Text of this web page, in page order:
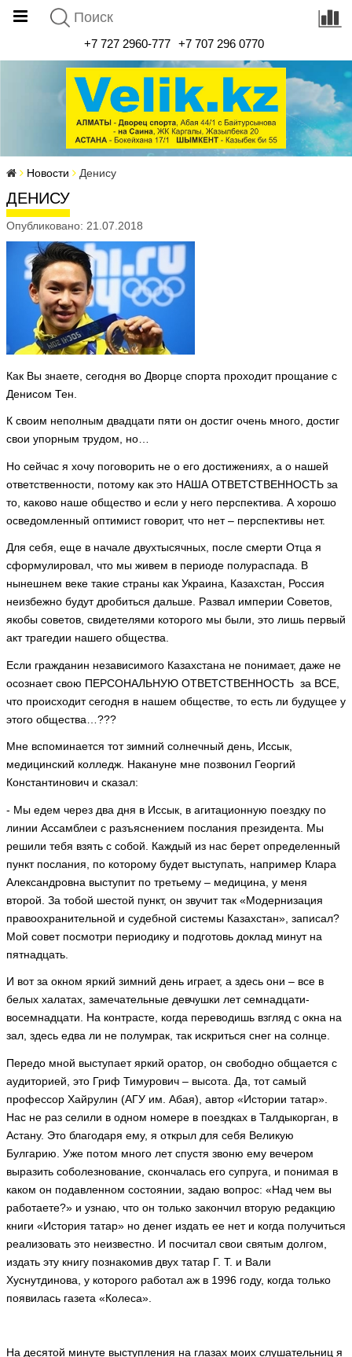
+7 727 2960-777 +7 707 296 0770
Новости Денису
ДЕНИСУ
Опубликовано: 21.07.2018
Как Вы знаете, сегодня во Дворце спорта проходит прощание с
Денисом Тен.
К своим неполным двадцати пяти он достиг очень много, достиг
свои упорным трудом, но…
Но сейчас я хочу поговорить не о его достижениях, а о нашей
ответственности, потому как это НАША ОТВЕТСТВЕННОСТЬ за
то, каково наше общество и если у него перспектива. А хорошо
осведомленный оптимист говорит, что нет – перспективы нет.
Для себя, еще в начале двухтысячных, после смерти Отца я
сформулировал, что мы живем в периоде полураспада. В
нынешнем веке такие страны как Украина, Казахстан, Россия
неизбежно будут дробиться дальше. Развал империи Советов,
якобы советов, свидетелями которого мы были, это лишь первый
акт трагедии нашего общества.
Если гражданин независимого Казахстана не понимает, даже не
осознает свою ПЕРСОНАЛЬНУЮ ОТВЕТСТВЕННОСТЬ за ВСЕ,
что происходит сегодня в нашем обществе, то есть ли будущее у
этого общества…???
Мне вспоминается тот зимний солнечный день, Иссык,
медицинский колледж. Накануне мне позвонил Георгий
Константинович и сказал:
- Мы едем через два дня в Иссык, в агитационную поездку по
линии Ассамблеи с разъяснением послания президента. Мы
решили тебя взять с собой. Каждый из нас берет определенный
пункт послания, по которому будет выступать, например Клара
Александровна выступит по третьему – медицина, у меня
второй. За тобой шестой пункт, он звучит так «Модернизация
правоохранительной и судебной системы Казахстан», записал?
Мой совет посмотри периодику и подготовь доклад минут на
пятнадцать.
И вот за окном яркий зимний день играет, а здесь они – все в
белых халатах, замечательные девчушки лет семнадцати-
восемнадцати. На контрасте, когда переводишь взгляд с окна на
зал, здесь едва ли не полумрак, так искриться снег на солнце.
Передо мной выступает яркий оратор, он свободно общается с
аудиторией, это Гриф Тимурович – высота. Да, тот самый
профессор Хайрулин (АГУ им. Абая­), автор «Истории татар».
Нас не раз селили в одном номере в поездках в Талдыкорган, в
Астану. Это благодаря ему, я открыл для себя Великую
Булгарию. Уже потом много лет спустя звоню ему вечером
выразить соболезнование, скончалась его супруга, и понимая в
каком он подавленном состоянии, задаю вопрос: «Над чем вы
работаете?» и узнаю, что он только закончил вторую редакцию
книги «История татар» но денег издать ее нет и когда получиться
реализовать это неизвестно. И посчитал свои святым долгом,
издать эту книгу познакомив двух татар Г. Т. и Вали
Хуснутдинова, у которого работал аж в 1996 году, когда только
появилась газета «Колеса».
На десятой минуте выступления на глазах моих слушательниц я